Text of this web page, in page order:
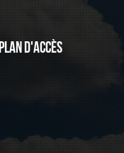
Plan d'accès